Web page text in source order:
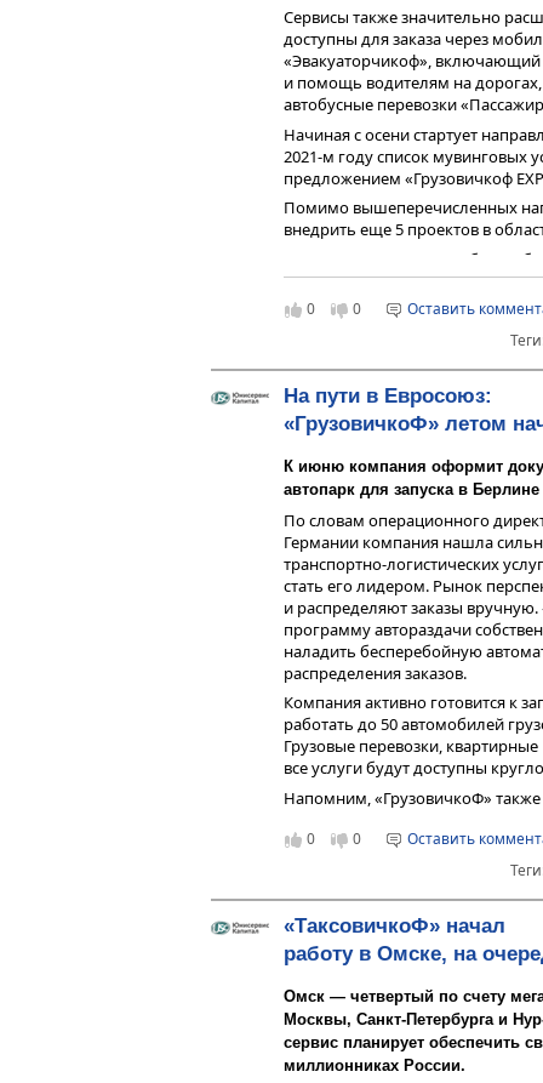
СмотритеPDF-версию
полугодие 2020 г.
Сервисы также значительно
доступны для заказа через
«Эвакуаторчикоф», включающий
и помощь водителям на
автобусные перевозки
Начиная с осени стартует
2021-м году список мувинговых
предложением «Грузовичкоф
Помимо вышеперечисленных
внедрить еще 5 проектов в
Для реализации масштабных
инвестируют в бизнес порядка
будет привлечено 2000
увеличится до 1500.
0 0
Оставить
На пути в Евросоюз:
«ГрузовичкоФ» летом
К июню компания оформит
автопарк для запуска в
По словам операционного
Германии компания нашла
транспортно-логистических
стать его лидером. Рынок
и распределяют заказы
программу автораздачи
наладить бесперебойную
распределения заказов.
Компания активно готовится к
работать до 50 автомобилей
Грузовые перевозки,
все услуги будут доступны
Напомним, «ГрузовичкоФ» также
0 0
Оставить
«ТаксовичкоФ» начал
работу в Омске, на
Омск — четвертый по счету
Москвы, Санкт-Петербурга и
сервис планирует обеспечить
миллионниках России.